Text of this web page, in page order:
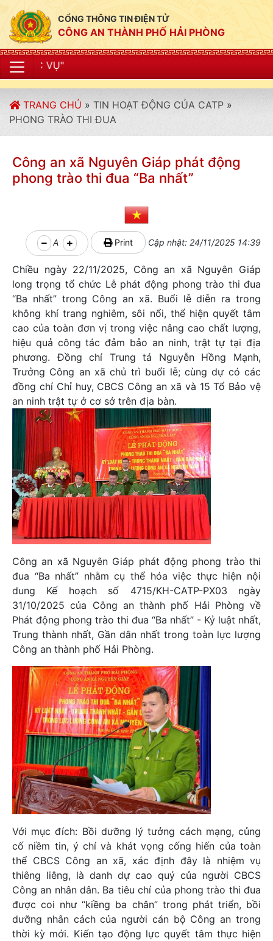
CỔNG THÔNG TIN ĐIỆN TỬ
CÔNG AN THÀNH PHỐ HẢI PHÒNG
TRANG CHỦ » TIN HOẠT ĐỘNG CỦA CATP »
PHONG TRÀO THI ĐUA
Công an xã Nguyên Giáp phát động
phong trào thi đua “Ba nhất”
A Print Cập nhật: 24/11/2025 14:39
Chiều ngày 22/11/2025, Công an xã Nguyên Giáp
long trọng tổ chức Lễ phát động phong trào thi đua
“Ba nhất” trong Công an xã. Buổi lễ diễn ra trong
không khí trang nghiêm, sôi nổi, thể hiện quyết tâm
cao của toàn đơn vị trong việc nâng cao chất lượng,
hiệu quả công tác đảm bảo an ninh, trật tự tại địa
phương. Đồng chí Trung tá Nguyễn Hồng Mạnh,
Trưởng Công an xã chủ trì buổi lễ; cùng dự có các
đồng chí Chỉ huy, CBCS Công an xã và 15 Tổ Bảo vệ
an ninh trật tự ở cơ sở trên địa bàn.
Công an xã Nguyên Giáp phát động phong trào thi
đua “Ba nhất” nhằm cụ thể hóa việc thực hiện nội
dung Kế hoạch số 4715/KH-CATP-PX03 ngày
31/10/2025 của Công an thành phố Hải Phòng về
Phát động phong trào thi đua “Ba nhất” - Kỷ luật nhất,
Trung thành nhất, Gần dân nhất trong toàn lực lượng
Công an thành phố Hải Phòng.
Với mục đích: Bồi dưỡng lý tưởng cách mạng, củng
cố niềm tin, ý chí và khát vọng cống hiến của toàn
thể CBCS Công an xã, xác định đây là nhiệm vụ
thiêng liêng, là danh dự cao quý của người CBCS
Công an nhân dân. Ba tiêu chí của phong trào thi đua
được coi như “kiềng ba chân” trong phát triển, bồi
dưỡng nhân cách của người cán bộ Công an trong
thời kỳ mới. Kiến tạo động lực quyết tâm thực hiện